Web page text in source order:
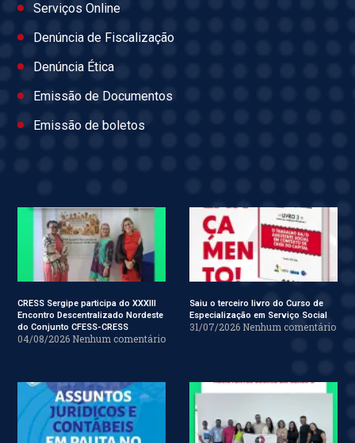
Serviços Online
Denúncia de Fiscalização
Denúncia Ética
Emissão de Documentos
Emissão de boletos
CRESS Sergipe participa do XXXIII
Encontro Descentralizado Nordeste
do Conjunto CFESS-CRESS
04/08/2026 Nenhum comentário
Saiu o terceiro livro do Curso de
Especialização em Serviço Social
31/07/2026 Nenhum comentário